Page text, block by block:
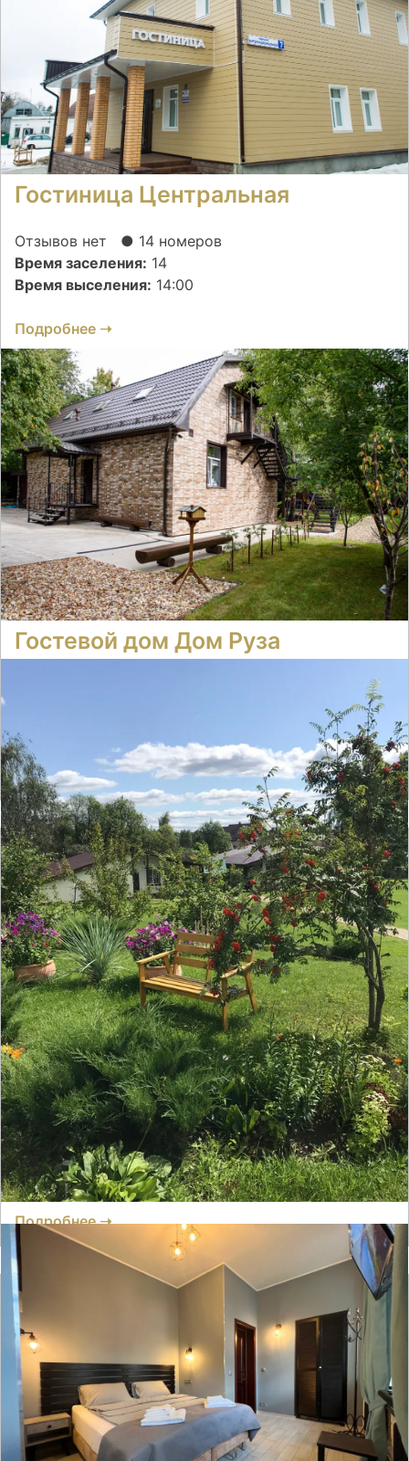
Гостиница Центральная
Отзывов нет
● 14 номеров
Время заселения: 14
Время выселения: 14:00
Подробнее ➝
Гостевой дом Дом Руза
Время выселения:
Подробнее ➝
Гостевой дом Хуторок
Отзывов нет
● 14 номеров
Время заселения:14
Время выселения:14:00
Подробнее ➝